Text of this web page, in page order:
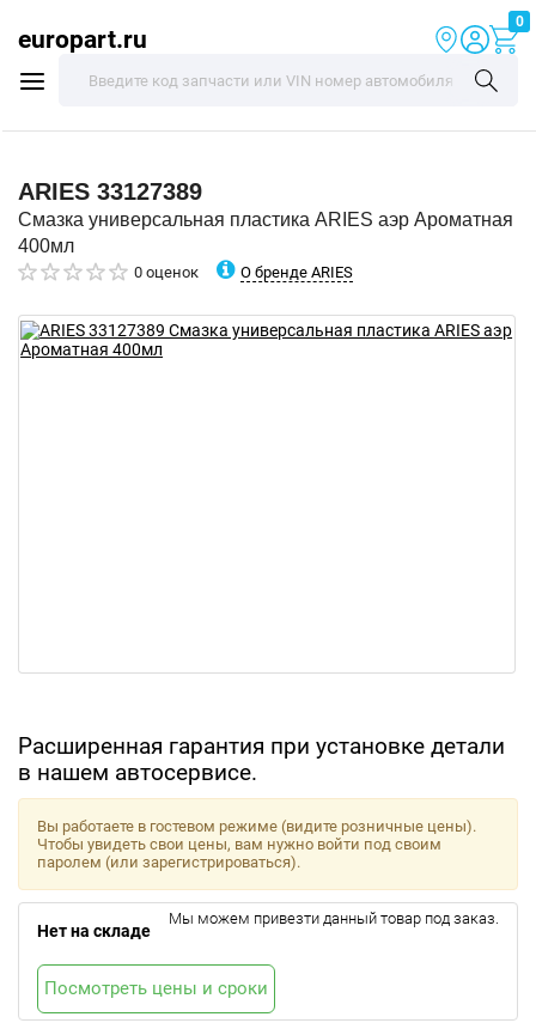
europart.ru
0
ARIES 33127389
Смазка универсальная пластика ARIES аэр Ароматная
400мл
0 оценок О бренде ARIES
Расширенная гарантия при установке детали
в нашем автосервисе.
Вы работаете в гостевом режиме (видите розничные цены).
Чтобы увидеть свои цены, вам нужно войти под своим
паролем (или зарегистрироваться).
Нет на складе
Мы можем привезти данный товар под заказ.
Посмотреть цены и сроки